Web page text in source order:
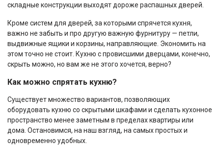
складные конструкции выходят дороже распашных дверей.
Кроме систем для дверей, за которыми спрячется кухня,
важно не забыть и про другую важную фурнитуру — петли,
выдвижные ящики и корзины, направляющие. Экономить на
этом точно не стоит. Кухню с провисшими дверцами, конечно,
скрыть можно, но вам же не этого хочется, верно?
Как можно спрятать кухню?
Существует множество вариантов, позволяющих
оборудовать кухню со скрытыми шкафами и сделать кухонное
пространство менее заметным в пределах квартиры или
дома. Остановимся, на наш взгляд, на самых простых и
одновременно удобных.